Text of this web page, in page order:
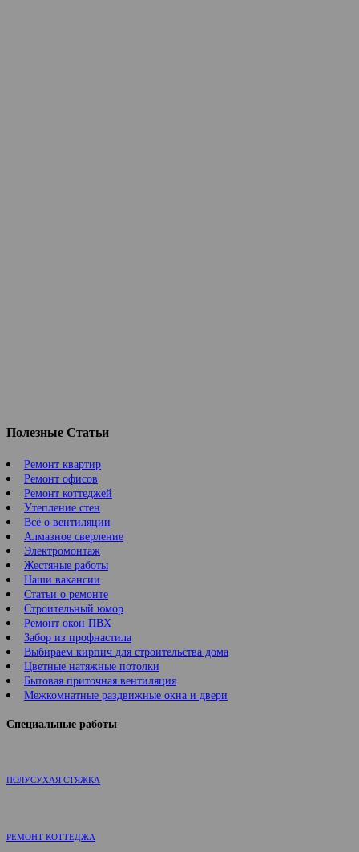
Полезные Статьи
Ремонт квартир
Ремонт офисов
Ремонт коттеджей
Утепление стен
Всё о вентиляции
Алмазное сверление
Электромонтаж
Жестяные работы
Наши вакансии
Статьи о ремонте
Строительный юмор
Ремонт окон ПВХ
Забор из профнастила
Выбираем кирпич для строительства дома
Цветные натяжные потолки
Бытовая приточная вентиляция
Межкомнатные раздвижные окна и двери
Специальные работы
ПОЛУСУХАЯ СТЯЖКА
РЕМОНТ КОТТЕДЖА